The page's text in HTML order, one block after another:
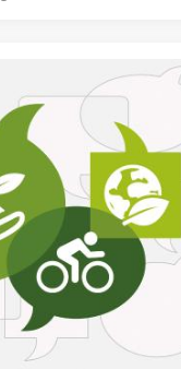
und die
gezielter und
ein
und Auswertung